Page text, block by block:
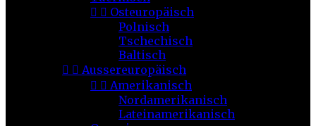
  Osteuropäisch
Polnisch
Tschechisch
Baltisch
  Aussereuropäisch
  Amerikanisch
Nordamerikanisch
Lateinamerikanisch